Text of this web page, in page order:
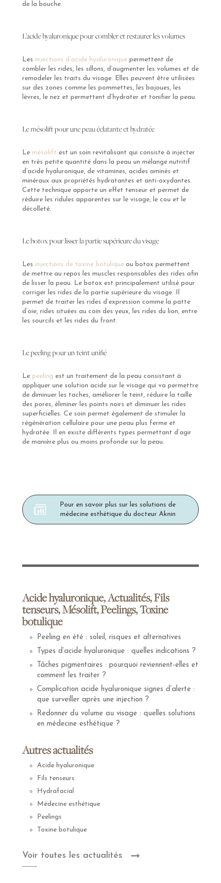
de la bouche.
L’acide hyaluronique pour combler et restaurer les volumes
Les injections d’acide hyaluroniquepermettent de
combler les rides, les sillons, d’augmenter les volumes et de
remodeler les traits du visage. Elles peuvent être utilisées
sur des zones comme les pommettes, les bajoues, les
lèvres, le nez et permettent d’hydrater et tonifier la peau.
Le mésolift pour une peau éclatante et hydratée
Le mésolift est un soin revitalisant qui consiste à injecter
en très petite quantité dans la peau un mélange nutritif
d’acide hyaluronique, de vitamines, acides aminés et
minéraux aux propriétés hydratantes et anti-oxydantes.
Cette technique apporte un effet tenseur et permet de
réduire les ridules apparentes sur le visage, le cou et le
décolleté.
Le botox pour lisser la partie supérieure du visage
Les injections de toxine botuliqueou botox permettent
de mettre au repos les muscles responsables des rides afin
de lisser la peau. Le botox est principalement utilisé pour
corriger les rides de la partie supérieure du visage. Il
permet de traiter les rides d’expression comme la patte
d’oie, rides situées au coin des yeux, les rides du lion, entre
les sourcils et les rides du front.
Le peeling pour un teint unifié
Le peeling est un traitement de la peau consistant à
appliquer une solution acide sur le visage qui va permettre
de diminuer les taches, améliorer le teint, réduire la taille
des pores, éliminer les points noirs et diminuer les rides
superficielles. Ce soin permet également de stimuler la
régénération cellulaire pour une peau plus ferme et
hydratée. Il en existe différents types permettant d’agir
de manière plus ou moins profonde sur la peau.
Pour en savoir plus sur les solutions de
médecine esthétique du docteur Aknin
Acide hyaluronique, Actualités, Fils
tenseurs, Mésolift, Peelings, Toxine
botulique
Peeling en été : soleil, risques et alternatives
Types d’acide hyaluronique : quelles indications ?
Tâches pigmentaires : pourquoi reviennent-elles et
comment les traiter ?
Complication acide hyaluronique signes d’alerte :
que surveiller après une injection ?
Redonner du volume au visage : quelles solutions
en médecine esthétique ?
Autres actualités
Acide hyaluronique
Fils tenseurs
Hydrafacial
Médecine esthétique
Peelings
Toxine botulique
Voir toutes les actualités